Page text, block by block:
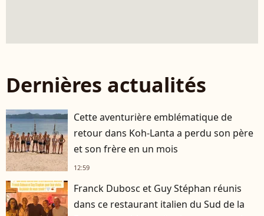
Dernières actualités
Cette aventurière emblématique de
retour dans Koh-Lanta a perdu son père
et son frère en un mois
12:59
Franck Dubosc et Guy Stéphan réunis
dans ce restaurant italien du Sud de la